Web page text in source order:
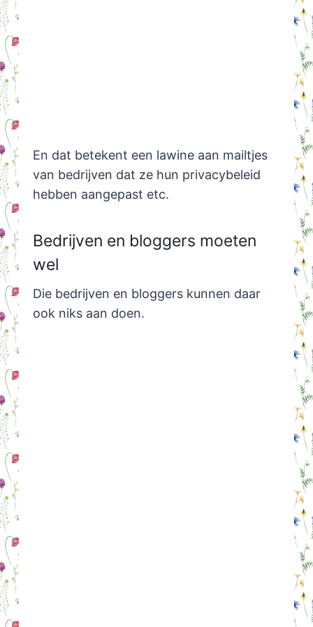
En dat betekent een lawine aan mailtjes
van bedrijven dat ze hun privacybeleid
hebben aangepast etc.
Bedrijven en bloggers moeten
wel
Die bedrijven en bloggers kunnen daar
ook niks aan doen.